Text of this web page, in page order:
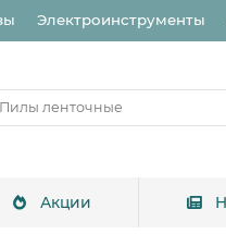
Электроинструменты
Акции